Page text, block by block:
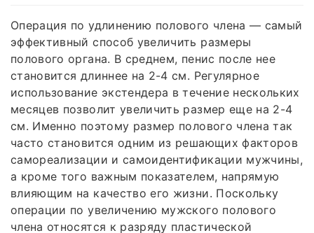
Операция по удлинению полового члена — самый
эффективный способ увеличить размеры
полового органа. В среднем, пенис после нее
становится длиннее на 2-4 см. Регулярное
использование экстендера в течение нескольких
месяцев позволит увеличить размер еще на 2-4
см. Именно поэтому размер полового члена так
часто становится одним из решающих факторов
самореализации и самоидентификации мужчины,
а кроме того важным показателем, напрямую
влияющим на качество его жизни. Поскольку
операции по увеличению мужского полового
члена относятся к разряду пластической